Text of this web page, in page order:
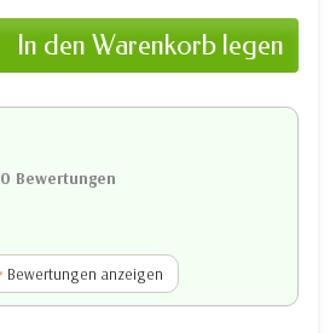
In den Warenkorb legen
0 Bewertungen
Bewertungen anzeigen